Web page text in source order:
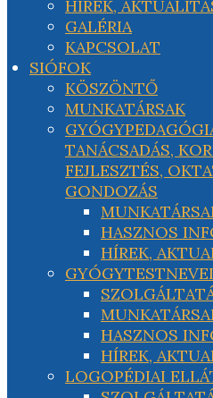
HÍREK,
GALÉRIA
KAPCSOLAT
SIÓFOK
KÖSZÖNTŐ
MUNKATÁRSAK
TANÁCSADÁS,
FEJLESZTÉS,
GONDOZÁS
HASZNOS
HÍREK,
HASZNOS
HÍREK,
LOGOPÉDIAI